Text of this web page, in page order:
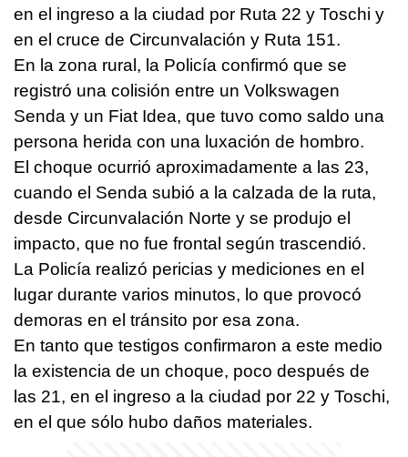
en el ingreso a la ciudad por Ruta 22 y Toschi y
en el cruce de Circunvalación y Ruta 151.
En la zona rural, la Policía confirmó que se
registró una colisión entre un Volkswagen
Senda y un Fiat Idea, que tuvo como saldo una
persona herida con una luxación de hombro.
El choque ocurrió aproximadamente a las 23,
cuando el Senda subió a la calzada de la ruta,
desde Circunvalación Norte y se produjo el
impacto, que no fue frontal según trascendió.
La Policía realizó pericias y mediciones en el
lugar durante varios minutos, lo que provocó
demoras en el tránsito por esa zona.
En tanto que testigos confirmaron a este medio
la existencia de un choque, poco después de
las 21, en el ingreso a la ciudad por 22 y Toschi,
en el que sólo hubo daños materiales.